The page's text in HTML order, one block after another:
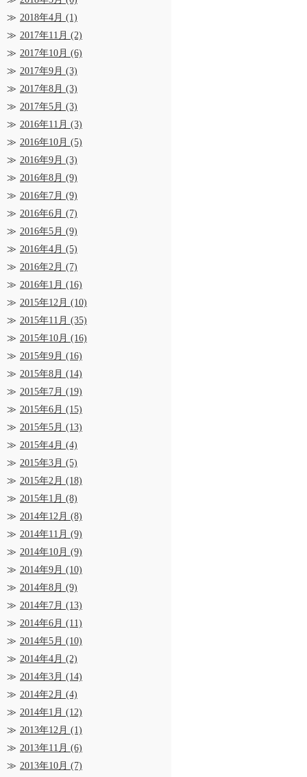
2018年4月 (1)
2017年11月 (2)
2017年10月 (6)
2017年9月 (3)
2017年8月 (3)
2017年5月 (3)
2016年11月 (3)
2016年10月 (5)
2016年9月 (3)
2016年8月 (9)
2016年7月 (9)
2016年6月 (7)
2016年5月 (9)
2016年4月 (5)
2016年2月 (7)
2016年1月 (16)
2015年12月 (10)
2015年11月 (35)
2015年10月 (16)
2015年9月 (16)
2015年8月 (14)
2015年7月 (19)
2015年6月 (15)
2015年5月 (13)
2015年4月 (4)
2015年3月 (5)
2015年2月 (18)
2015年1月 (8)
2014年12月 (8)
2014年11月 (9)
2014年10月 (9)
2014年9月 (10)
2014年8月 (9)
2014年7月 (13)
2014年6月 (11)
2014年5月 (10)
2014年4月 (2)
2014年3月 (14)
2014年2月 (4)
2014年1月 (12)
2013年12月 (1)
2013年11月 (6)
2013年10月 (7)